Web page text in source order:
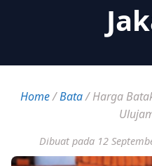
Home/Bata/Harga
Dibuat pada 12